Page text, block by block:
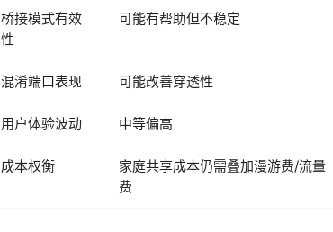
桥接模式有效
性
可能有帮助但不稳定
混淆端口表现 可能改善穿透性
用户体验波动 中等偏高
成本权衡
家庭共享成本仍需叠加漫游费/流量
费